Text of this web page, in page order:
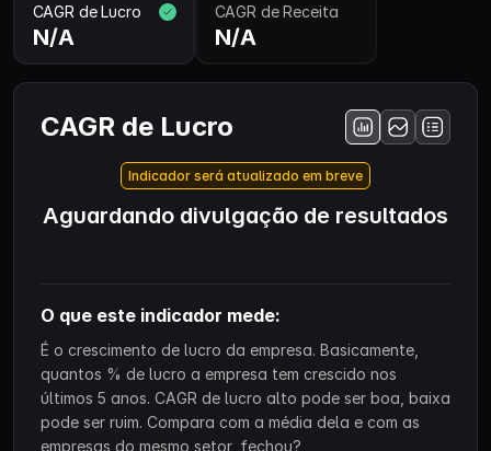
CAGR de Lucro
N/A
CAGR de Receita
N/A
CAGR de Lucro
Indicador será atualizado em breve
Aguardando divulgação de resultados
O que este indicador mede:
É o crescimento de lucro da empresa. Basicamente,
quantos % de lucro a empresa tem crescido nos
últimos 5 anos. CAGR de lucro alto pode ser boa, baixa
pode ser ruim. Compara com a média dela e com as
empresas do mesmo setor, fechou?